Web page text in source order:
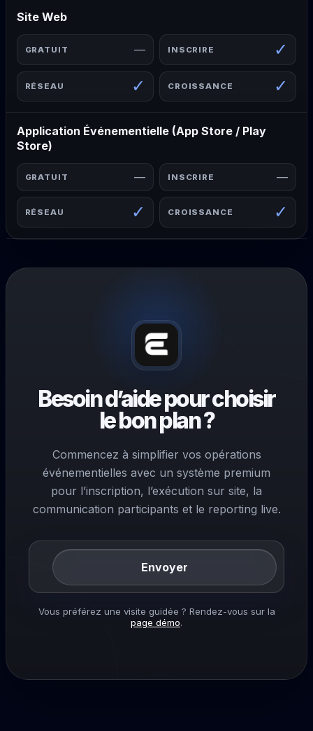
Site Web
—
✓
✓
✓
Application Événementielle (App Store / Play
Store)
— —
✓ ✓
Besoin d’aide pour choisir
le bon plan ?
Commencez à simplifier vos opérations
événementielles avec un système premium
pour l’inscription, l’exécution sur site, la
communication participants et le reporting live.
Envoyer
Vous préférez une visite guidée ? Rendez-vous sur la
page démo.